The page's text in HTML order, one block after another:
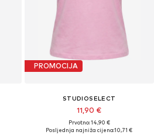
PROMOCIJA
STUDIOSELECT
11,90 €
Prvotno: 14,90 €
Posljednja najniža cijena:10,71 €